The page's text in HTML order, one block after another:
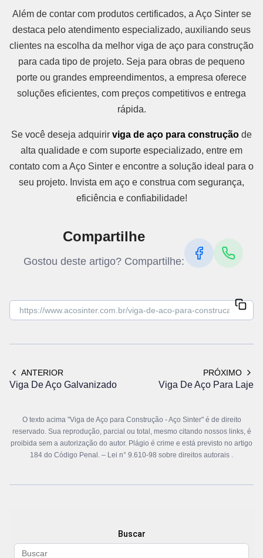
Além de contar com produtos certificados, a Aço Sinter se
destaca pelo atendimento especializado, auxiliando seus
clientes na escolha da melhor viga de aço para construção
para cada tipo de projeto. Seja para obras de pequeno
porte ou grandes empreendimentos, a empresa oferece
soluções eficientes, com preços competitivos e entrega
rápida.
Se você deseja adquirir viga de aço para construção de
alta qualidade e com suporte especializado, entre em
contato com a Aço Sinter e encontre a solução ideal para o
seu projeto. Invista em aço e construa com segurança,
eficiência e confiabilidade!
Compartilhe
Gostou deste artigo? Compartilhe:
ANTERIOR
Viga De Aço Galvanizado
PRÓXIMO
Viga De Aço Para Laje
O texto acima "Viga de Aço para Construção - Aço Sinter" é de direito
reservado. Sua reprodução, parcial ou total, mesmo citando nossos links, é
proibida sem a autorização do autor. Plágio é crime e está previsto no artigo
184 do Código Penal. – Lei n° 9.610-98 sobre direitos autorais .
Buscar